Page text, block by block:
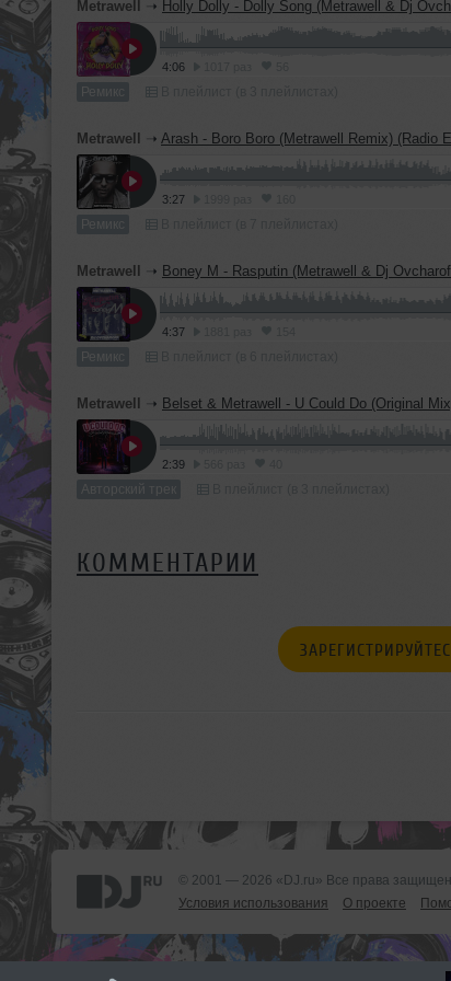
Metrawell ➝ Holly Dolly - Dolly Song (Metrawell & Dj
4:06
Ремикс
Metrawell ➝ Arash - Boro Boro (Metrawell Remix) (Radio
3:27
Ремикс
Metrawell ➝ Boney M - Rasputin (Metrawell & Dj
4:37
Ремикс
Metrawell ➝ Belset & Metrawell - U Could Do (Original
2:39
Авторский трек
КОММЕНТАРИИ
© 2001 — 2026 «DJ.ru» Все права
Условия использования
О проекте